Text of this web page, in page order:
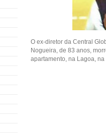
O ex-diretor da Central
Nogueira, de 83 anos,
apartamento, na Lagoa,